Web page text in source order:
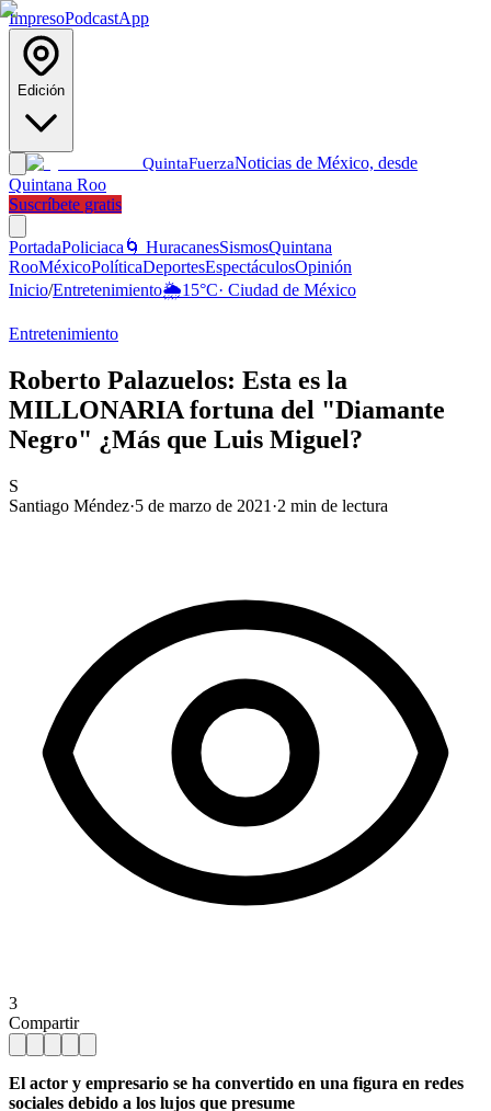
ImpresoPodcastApp
Edición
QuintaFuerzaNoticias de México, desde
Quintana Roo
Suscríbete gratis
PortadaPoliciaca 🌀 HuracanesSismosQuintana
RooMéxicoPolíticaDeportesEspectáculosOpinión
Inicio/Entretenimiento🌦️15°C· Ciudad de México
Entretenimiento
Roberto Palazuelos: Esta es la
MILLONARIA fortuna del "Diamante
Negro" ¿Más que Luis Miguel?
S
Santiago Méndez·5 de marzo de 2021 ·2 min de lectura
3
Compartir
El actor y empresario se ha convertido en una figura en redes
sociales debido a los lujos que presume